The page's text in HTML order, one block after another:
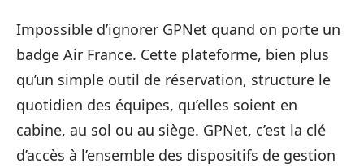
Impossible d’ignorer GPNet quand on porte un
badge Air France. Cette plateforme, bien plus
qu’un simple outil de réservation, structure le
quotidien des équipes, qu’elles soient en
cabine, au sol ou au siège. GPNet, c’est la clé
d’accès à l’ensemble des dispositifs de gestion